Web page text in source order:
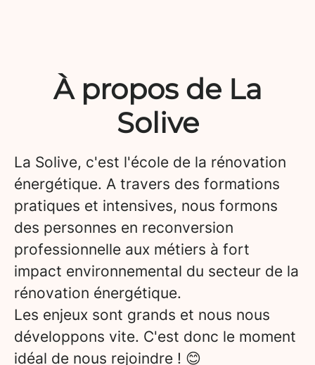
À propos de La
Solive
La Solive, c'est l'école de la rénovation
énergétique. A travers des formations
pratiques et intensives, nous formons
des personnes en reconversion
professionnelle aux métiers à fort
impact environnemental du secteur de la
rénovation énergétique.
Les enjeux sont grands et nous nous
développons vite. C'est donc le moment
idéal de nous rejoindre ! 😊